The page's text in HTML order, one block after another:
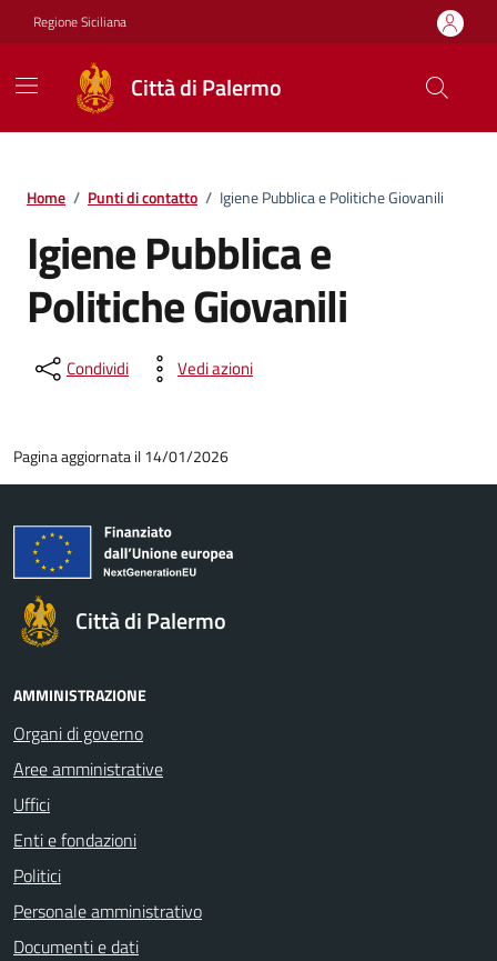
Vai ai contenuti
Vai al footer
Regione Siciliana
Città di Palermo
Home / Punti di contatto / Igiene Pubblica e Politiche Giovanili
Igiene Pubblica e
Politiche Giovanili
Condividi Vedi azioni
Pagina aggiornata il 14/01/2026
Città di Palermo
AMMINISTRAZIONE
Organi di governo
Aree amministrative
Uffici
Enti e fondazioni
Politici
Personale amministrativo
Documenti e dati